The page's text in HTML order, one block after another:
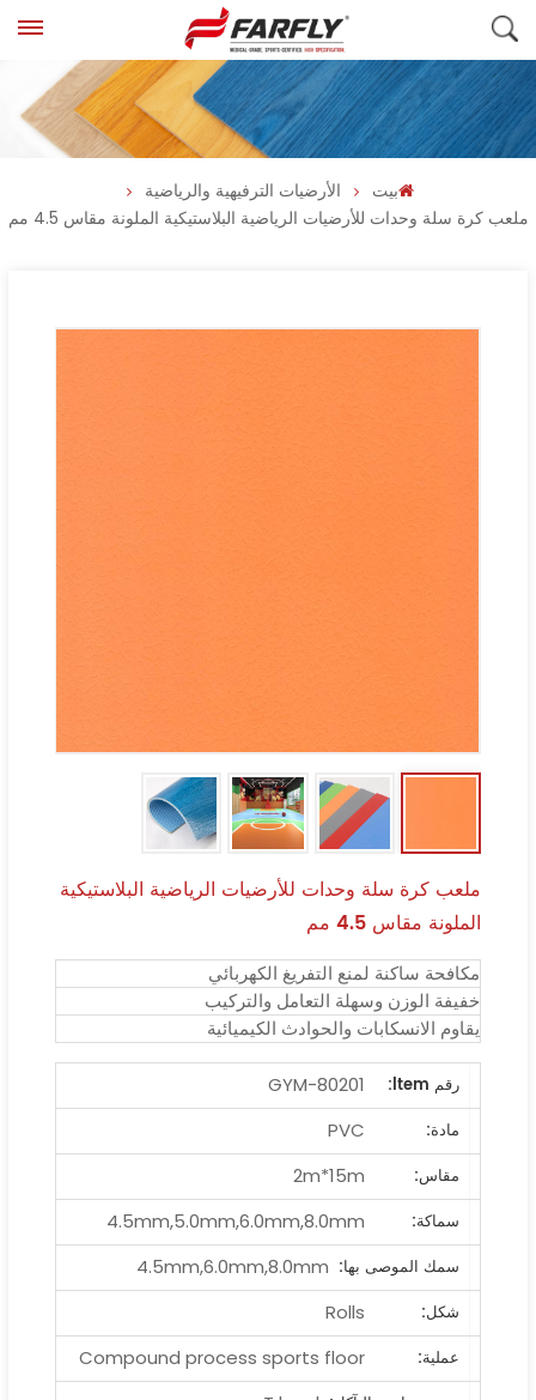
بيت
الأرضيات الترفيهية والرياضية
ملعب كرة سلة وحدات للأرضيات الرياضية البلاستيكية الملونة مقاس 4.5 مم
ملعب كرة سلة وحدات للأرضيات الرياضية البلاستيكية
الملونة مقاس 4.5 مم
مكافحة ساكنة لمنع التفريغ الكهربائي
خفيفة الوزن وسهلة التعامل والتركيب
يقاوم الانسكابات والحوادث الكيميائية
رقم ltem:
GYM-80201
مادة:
PVC
مقاس:
2m*15m
سماكة:
4.5mm,5.0mm,6.0mm,8.0mm
سمك الموصى بها: 4.5mm,6.0mm,8.0mm
شكل:
Rolls
عملية:
Compound process sports floor